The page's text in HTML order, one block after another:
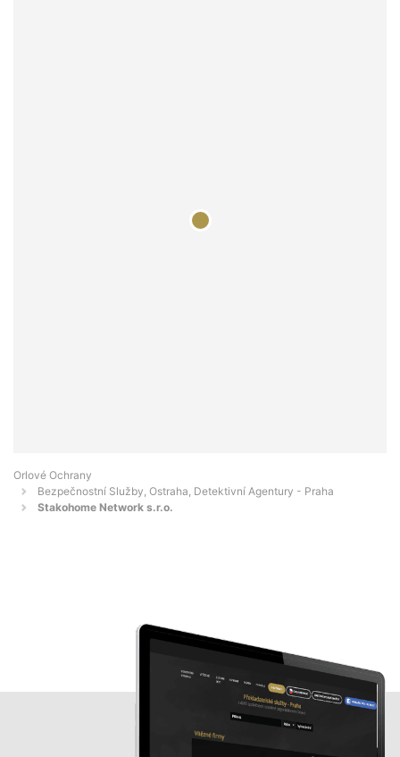
Orlové Ochrany
Bezpečnostní Služby, Ostraha, Detektivní Agentury - Praha
Stakohome Network s.r.o.